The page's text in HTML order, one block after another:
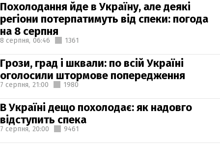
Похолодання йде в Україну, але деякі
регіони потерпатимуть від спеки: погода
на 8 серпня
8 серпня, 06:46 1361
Грози, град і шквали: по всій Україні
оголосили штормове попередження
7 серпня, 21:00 1980
В Україні дещо похолодає: як надовго
відступить спека
7 серпня, 20:00 9461